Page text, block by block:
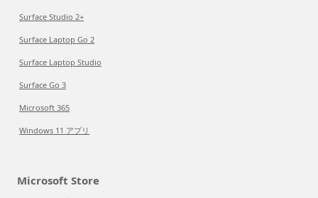
Surface Studio 2+
Surface Laptop Go 2
Surface Laptop Studio
Surface Go 3
Microsoft 365
Windows 11 アプリ
Microsoft Store